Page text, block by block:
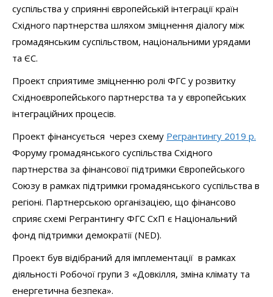
суспільства у сприянні європейській інтеграції країн
Східного партнерства шляхом зміцнення діалогу між
громадянським суспільством, національними урядами
та ЄС.
Проект сприятиме зміцненню ролі ФГС у розвитку
Східноєвропейського партнерства та у європейських
інтеграційних процесів.
Проект фінансується через схему Регрантингу 2019 р.
Форуму громадянського суспільства Східного
партнерства за фінансової підтримки Європейського
Союзу в рамках підтримки громадянського суспільства в
регіоні. Партнерською організацією, що фінансово
сприяє схемі Регрантингу ФГС СхП є Національний
фонд підтримки демократії (NED).
Проект був відібраний для імплементації в рамках
діяльності Робочої групи 3 «Довкілля, зміна клімату та
енергетична безпека».